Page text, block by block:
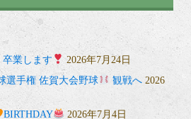
卒業します
2026年7月24日
選手権 佐賀大会野球
観戦へ 2026
BIRTHDAY
2026年7月4日